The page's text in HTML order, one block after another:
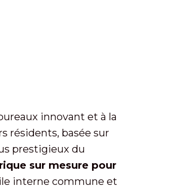
innovant et à la
résidents, basée sur
prestigieux du
sur mesure pour
interne commune et